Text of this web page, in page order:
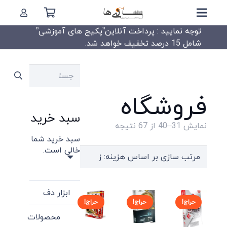
توجه نمایید : پرداخت آنلاین”پکیج های آموزشی”
شامل 15 درصد تخفیف خواهد شد.
فروشگاه
نمایش 31–40 از 67 نتیجه
price:
low
حراج! حراج! حراج!
جستجو
سبد خرید
سبد خرید شما
خالی است.
ابزار دف
محصولات